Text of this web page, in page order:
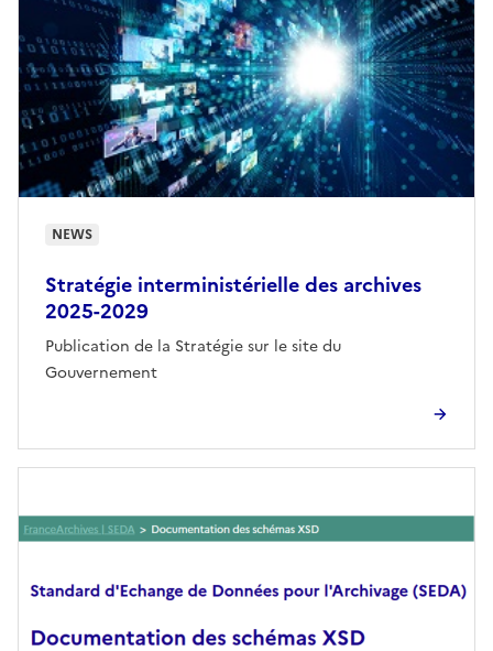
Stratégie interministérielle des archives
2025-2029
Publication de la Stratégie sur le site du
Gouvernement
NEWS